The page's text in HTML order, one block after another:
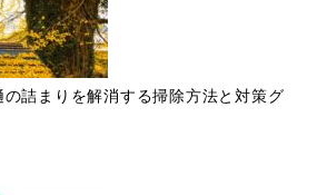
詰まりを解消する掃除方法と対策グ